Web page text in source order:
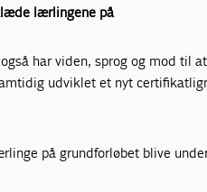
lærlingene på
har viden, sprog og mod til
udviklet et nyt
på grundforløbet blive